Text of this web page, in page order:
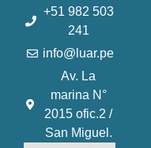
+51 982 503
241
info@luar.pe
Av. La
marina N°
2015 ofic.2 /
San Miguel.